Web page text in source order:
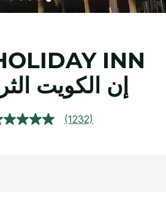
INN
إن الكويت
قراءة(1232)